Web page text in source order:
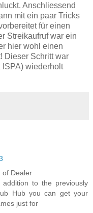
Anschliessend
mit ein paar Tricks
für einen
Streikaufruf war ein
hier wohl einen
Dieser Schritt war
wiederholt
of Dealer
to the previously
Hub you can get your
just for